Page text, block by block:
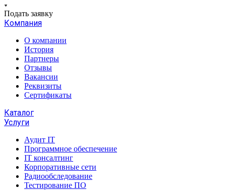
Подать заявку
Компания
О компании
История
Партнеры
Отзывы
Вакансии
Реквизиты
Сертификаты
Каталог
Услуги
Аудит IT
Программное обеспечение
IT консалтинг
Корпоративные сети
Радиообследование
Тестирование ПО